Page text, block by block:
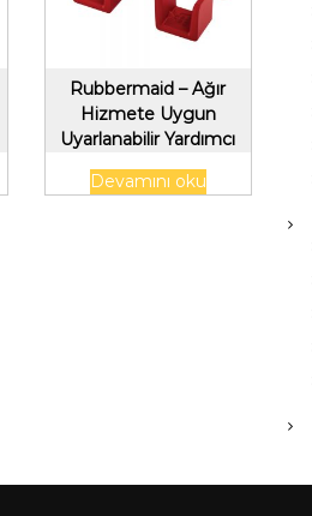
Rubbermaid – Ağır
Hizmete Uygun
Uyarlanabilir Yardımcı
Sepet, 4 Paket, Kırmızı
Devamını oku